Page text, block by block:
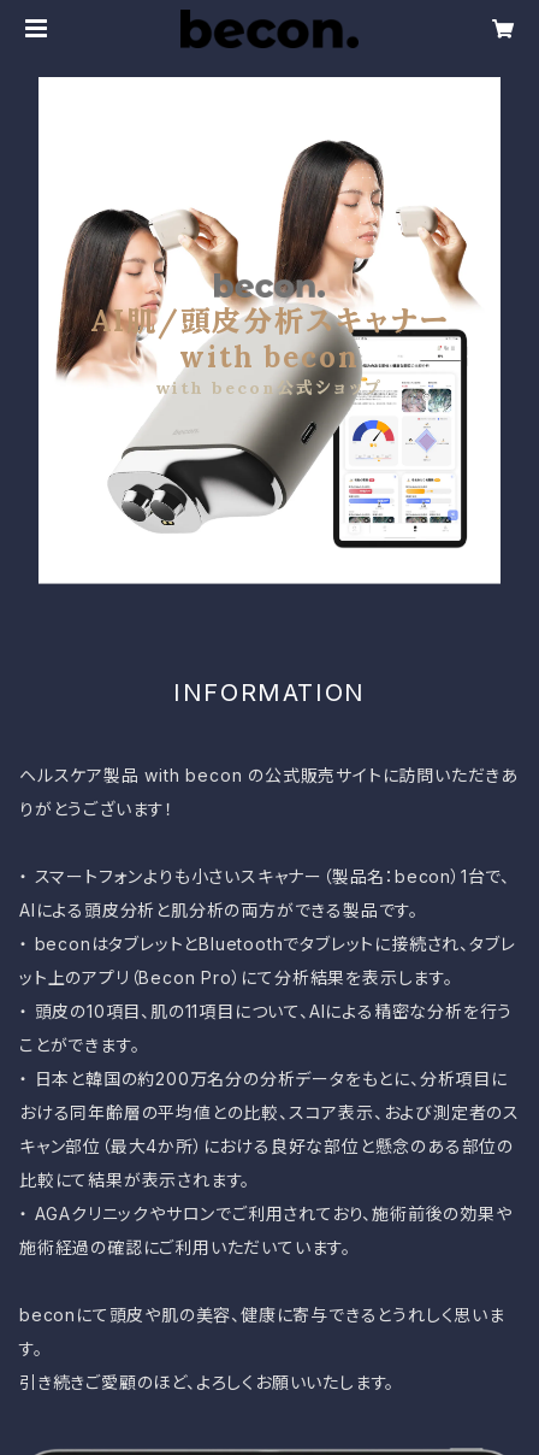
AI肌/頭皮分析スキャナー
with becon
with becon公式ショップ
INFORMATION
ヘルスケア製品 with becon の公式販売サイトに訪問いただきあ
りがとうございます！
・ スマートフォンよりも小さいスキャナー（製品名：becon）1台で、
AIによる頭皮分析と肌分析の両方ができる製品です。
・ beconはタブレットとBluetoothでタブレットに接続され、タブレ
ット上のアプリ（Becon Pro）にて分析結果を表示します。
・ 頭皮の10項目、肌の11項目について、AIによる精密な分析を行う
ことができます。
・ 日本と韓国の約200万名分の分析データをもとに、分析項目に
おける同年齢層の平均値との比較、スコア表示、および測定者のス
キャン部位（最大4か所）における良好な部位と懸念のある部位の
比較にて結果が表示されます。
・ AGAクリニックやサロンでご利用されており、施術前後の効果や
施術経過の確認にご利用いただいています。
beconにて頭皮や肌の美容、健康に寄与できるとうれしく思いま
す。
引き続きご愛顧のほど、よろしくお願いいたします。